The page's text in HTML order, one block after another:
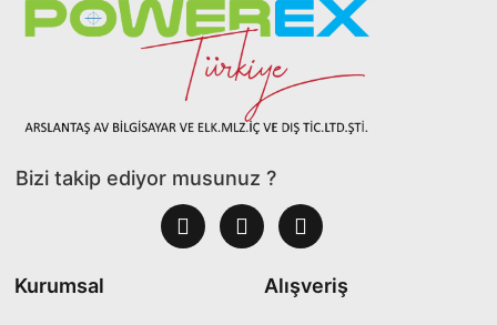
Bizi takip ediyor musunuz ?
Kurumsal Alışveriş